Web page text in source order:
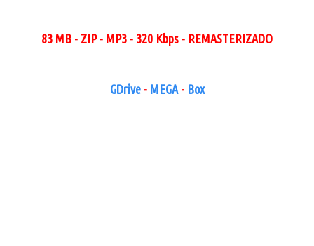
83 MB - ZIP - MP3 - 320 Kbps - REMASTERIZADO
GDrive- MEGA- Box